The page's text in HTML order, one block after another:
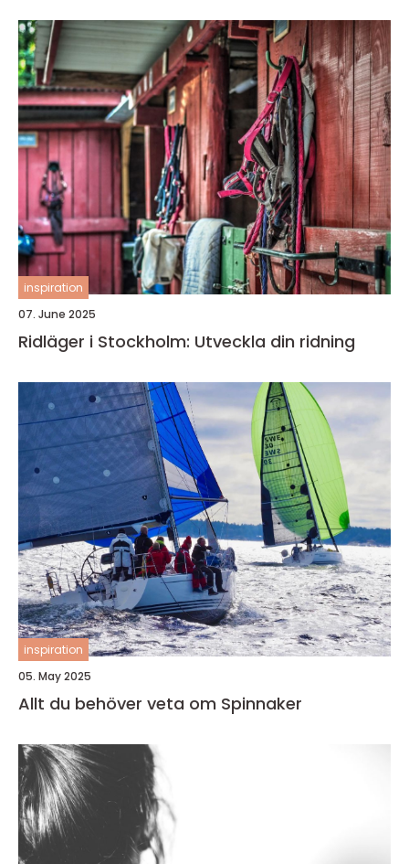
inspiration
07. June 2025
Ridläger i Stockholm: Utveckla din ridning
inspiration
05. May 2025
Allt du behöver veta om Spinnaker